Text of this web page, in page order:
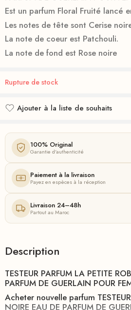
Est un parfum Floral Fruité lancé
Les notes de tête sont Cerise
La note de coeur est Patchouli.
La note de fond est Rose noire
Rupture de stock
Ajouter à la liste de souhaits
100% Original
Garantie d'authenticité
Paiement à la livraison
Payez en espèces à la réception
Livraison 24–48h
Partout au Maroc
Description
TESTEUR PARFUM LA PETITE
PARFUM DE GUERLAIN POUR
Acheter nouvelle parfum
NOIRE EAU DE PARFUM DE